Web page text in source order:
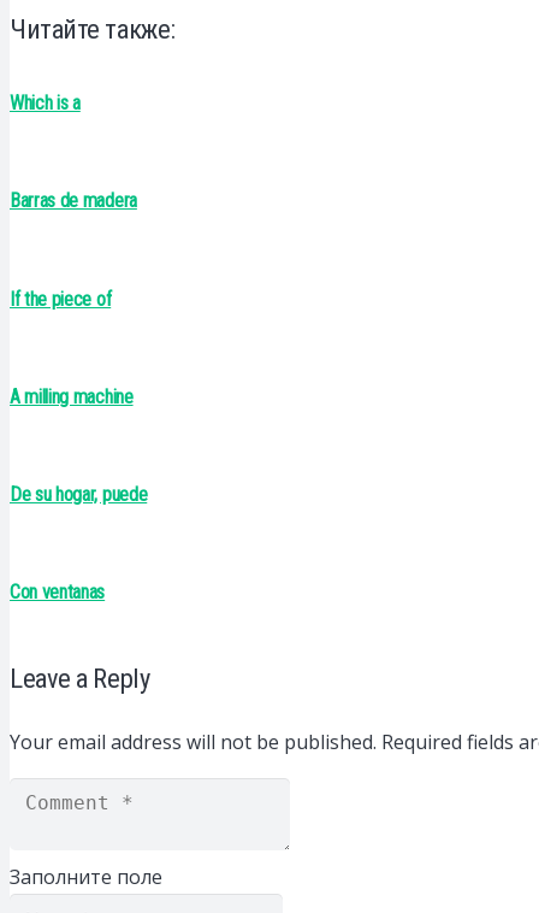
Читайте также:
Which is a
Barras de madera
If the piece of
A milling machine
De su hogar, puede
Con ventanas
Leave a Reply
Your email address will not be published. Required fields
Заполните поле